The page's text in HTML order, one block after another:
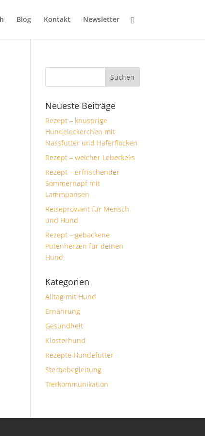
Blog Kontakt Newsletter
Neueste Beiträge
Rezept – knusprige
Hundeleckerchen mit
Nassfutter und Haferflocken
Rezept – weicher Leberkeks
Rezept – erfrischender
Sommernapf mit
Lammpansen
Reiseproviant für Mensch
und Hund
Rezept – gebackene
Putenherzen für deinen
Hund
Kategorien
Alltag mit Hund
Ernährung
Gesundheit
Klosterhund
Rezepte Hundefutter
Sterbebegleitung
Tierkommunikation